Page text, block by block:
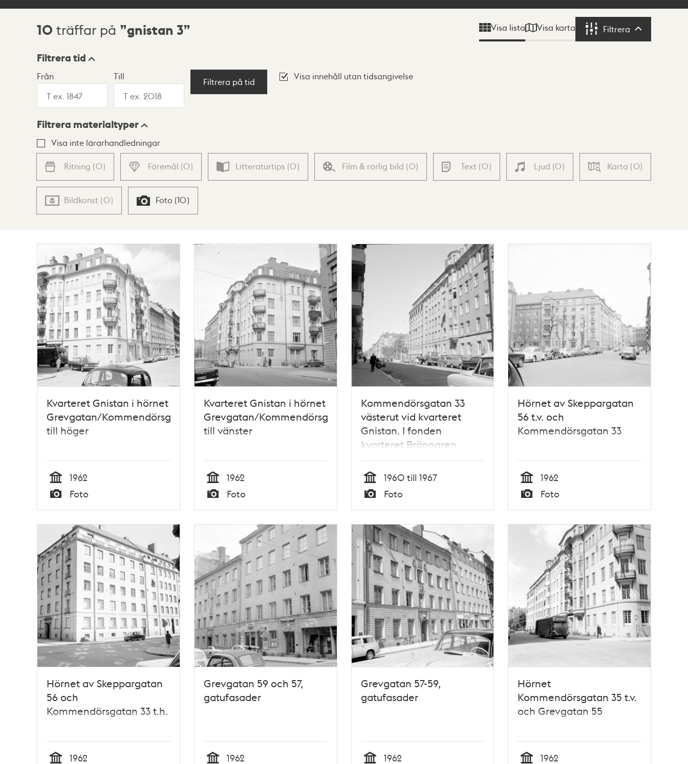
Sökresultat
10 träffar på gnistan 3 Visa lista Visa karta Filtrera Filtrera
Visningsläge
Lista Karta
Filtrera tid
Från Till
Filtrera på tid
Visa innehåll utan tidsangivelse
Filtrera materialtyper
Visa inte lärarhandledningar
Ritning (0) Föremål (0) Litteraturtips (0) Film & rörlig bild (0) Text (0) Ljud (0) Karta (0)
Bildkonst (0) Foto (10)
Kvarteret Gnistan i hörnet
Grevgatan/Kommendörsgatan.Grevgatan
till höger
Tid
1962
Typ
Foto
Kvarteret Gnistan i hörnet
Grevgatan/Kommendörsgatan.Kommendörsgatan
till vänster
Tid
1962
Typ
Foto
Kommendörsgatan 33
västerut vid kvarteret
Gnistan. I fonden
kvarteret Brännaren
Tid
1960 till 1967
Typ
Foto
Hörnet av Skeppargatan
56 t.v. och
Kommendörsgatan 33
Tid
1962
Typ
Foto
Hörnet av Skeppargatan
56 och
Kommendörsgatan 33 t.h.
1962
Grevgatan 59 och 57,
gatufasader
1962
Grevgatan 57-59,
gatufasader
1962
Hörnet
Kommendörsgatan 35 t.v.
och Grevgatan 55
1962